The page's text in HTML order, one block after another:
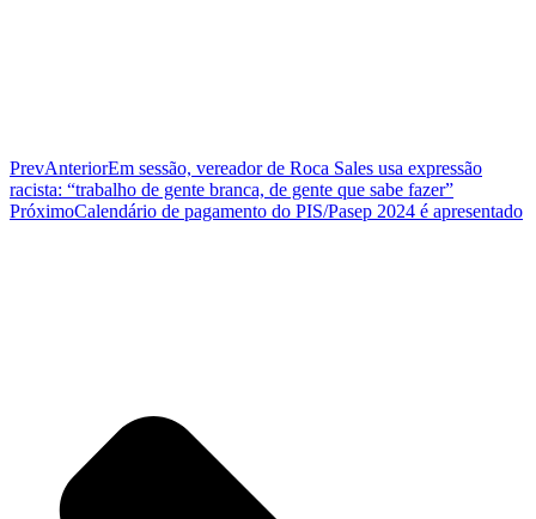
PrevAnteriorEm sessão, vereador de Roca Sales usa expressão
racista: “trabalho de gente branca, de gente que sabe fazer”
PróximoCalendário de pagamento do PIS/Pasep 2024 é apresentado